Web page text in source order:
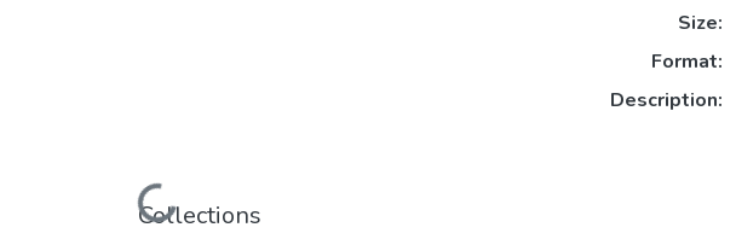
Loading...
Size:
Format:
Description:
Collections